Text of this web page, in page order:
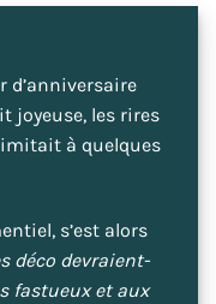
d’anniversaire
joyeuse, les rires
à quelques
s’est alors
déco devraient-
fastueux et aux